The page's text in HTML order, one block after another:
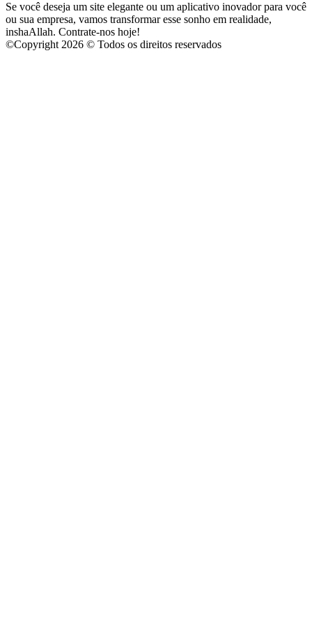
Se você deseja um site elegante ou um aplicativo inovador para você
ou sua empresa, vamos transformar esse sonho em realidade,
inshaAllah. Contrate-nos hoje!
©Copyright 2026 © Todos os direitos reservados